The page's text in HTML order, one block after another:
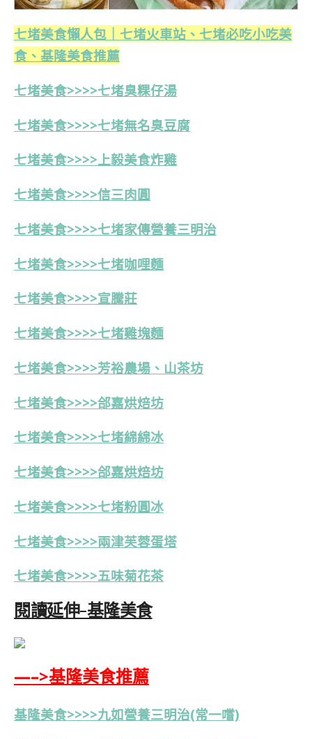
七堵美食懶人包｜七堵火車站、七堵必吃小吃美
食、基隆美食推薦
七堵美食>>>>七堵臭粿仔湯
七堵美食>>>>七堵無名臭豆腐
七堵美食>>>>上毅美食炸雞
七堵美食>>>>信三肉圓
七堵美食>>>>七堵家傳營養三明治
七堵美食>>>>七堵咖哩麵
七堵美食>>>>宣騰莊
七堵美食>>>>七堵雞塊麵
七堵美食>>>>芳裕農場、山茶坊
七堵美食>>>>郃嘉烘焙坊
七堵美食>>>>七堵綿綿冰
七堵美食>>>>郃嘉烘焙坊
七堵美食>>>>七堵粉圓冰
七堵美食>>>>兩津芙蓉蛋塔
七堵美食>>>>五味菊花茶
閱讀延伸-基隆美食
—–>基隆美食推薦
基隆美食>>>>九如營養三明治(常一嚐)